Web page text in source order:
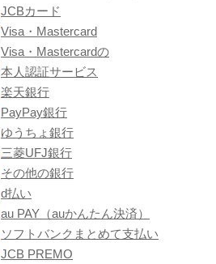
JCBカード
Visa・Mastercard
Visa・Mastercardの
本人認証サービス
楽天銀行
PayPay銀行
ゆうちょ銀行
三菱UFJ銀行
その他の銀行
d払い
au PAY（auかんたん決済）
ソフトバンクまとめて支払い
JCB PREMO